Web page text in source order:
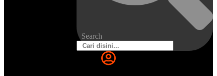
Search